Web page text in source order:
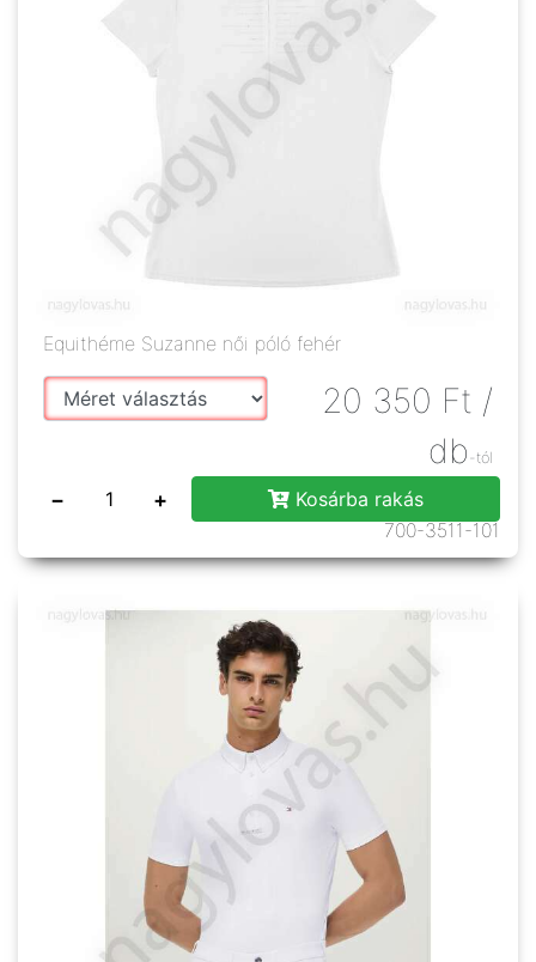
Equithéme Suzanne női póló fehér
20 350 Ft /
db -tól
− +
Kosárba rakás
700-3511-101